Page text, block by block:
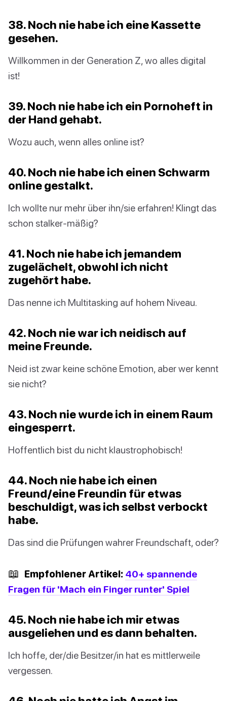
38. Noch nie habe ich eine Kassette
gesehen.
Willkommen in der Generation Z, wo alles digital
ist!
39. Noch nie habe ich ein Pornoheft in
der Hand gehabt.
Wozu auch, wenn alles online ist?
40. Noch nie habe ich einen Schwarm
online gestalkt.
Ich wollte nur mehr über ihn/sie erfahren! Klingt das
schon stalker-mäßig?
41. Noch nie habe ich jemandem
zugelächelt, obwohl ich nicht
zugehört habe.
Das nenne ich Multitasking auf hohem Niveau.
42. Noch nie war ich neidisch auf
meine Freunde.
Neid ist zwar keine schöne Emotion, aber wer kennt
sie nicht?
43. Noch nie wurde ich in einem Raum
eingesperrt.
Hoffentlich bist du nicht klaustrophobisch!
44. Noch nie habe ich einen
Freund/eine Freundin für etwas
beschuldigt, was ich selbst verbockt
habe.
Das sind die Prüfungen wahrer Freundschaft, oder?
📖 Empfohlener Artikel: 40+ spannende
Fragen für 'Mach ein Finger runter' Spiel
45. Noch nie habe ich mir etwas
ausgeliehen und es dann behalten.
Ich hoffe, der/die Besitzer/in hat es mittlerweile
vergessen.